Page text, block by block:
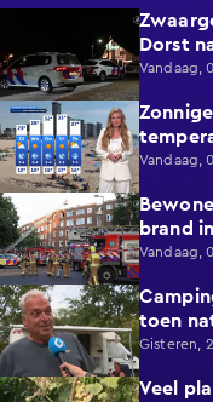
Dorst
Vandaag,
2:17
Vandaag,
0:34
brand
Vandaag,
2:10
toen
Gisteren,
2:14
Veel